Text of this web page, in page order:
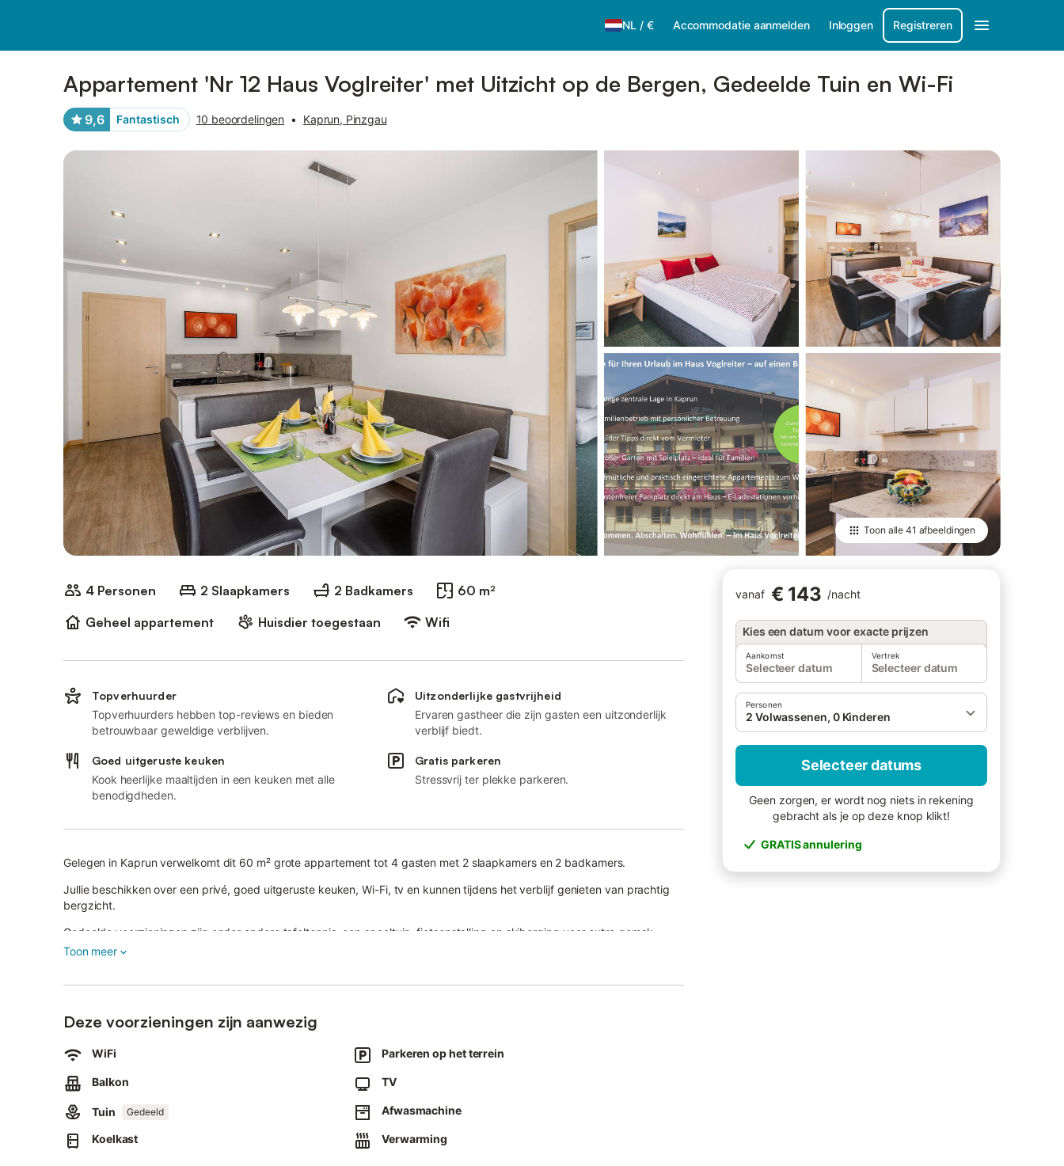
NL / € Accommodatie aanmelden Inloggen Registreren
Appartement 'Nr 12 Haus Voglreiter' met Uitzicht op de Bergen, Gedeelde Tuin en Wi-Fi
9,6 Fantastisch 10 beoordelingen • Kaprun, Pinzgau
Toon alle 41 afbeeldingen
4 Personen 2 Slaapkamers 2 Badkamers
60 m²
Geheel appartement
Huisdier toegestaan Wifi
vanaf € 143 /nacht
Kies een datum voor exacte prijzen
Aankomst
Selecteer datum
Vertrek
Selecteer datum
Personen
2 Volwassenen, 0 Kinderen
Selecteer datums
Geen zorgen, er wordt nog niets in rekening
gebracht als je op deze knop klikt!
GRATIS annulering
Topverhuurder
Topverhuurders hebben top-reviews en bieden
betrouwbaar geweldige verblijven.
Uitzonderlijke gastvrijheid
Ervaren gastheer die zijn gasten een uitzonderlijk
verblijf biedt.
Goed uitgeruste keuken
Kook heerlijke maaltijden in een keuken met alle
benodigdheden.
Gratis parkeren
Stressvrij ter plekke parkeren.
Gelegen in Kaprun verwelkomt dit 60 m² grote appartement tot 4 gasten met 2 slaapkamers en 2 badkamers.
Jullie beschikken over een privé, goed uitgeruste keuken, Wi-Fi, tv en kunnen tijdens het verblijf genieten van prachtig
bergzicht.
Gedeelde voorzieningen zijn onder andere tafeltennis, een speeltuin, fietsenstalling en skiberging voor extra gemak.
vervoer is gemakkelijk bereikbaar.
Jullie mogen tot 2 huisdieren meenemen.
Houd er rekening mee dat evenementen niet zijn toegestaan op het terrein.
Toon meer
Deze voorzieningen zijn aanwezig
WiFi Parkeren op het terrein
Balkon TV
Tuin Gedeeld Afwasmachine
Koelkast Verwarming